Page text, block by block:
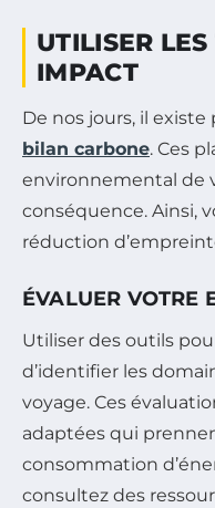
UTILISER
IMPACT
De nos jours, il
bilan carbone. Ces
environnemental de
conséquence. Ainsi,
réduction
ÉVALUER VOTRE
Utiliser des outils
d’identifier les
voyage. Ces
adaptées qui
consommation
consultez des